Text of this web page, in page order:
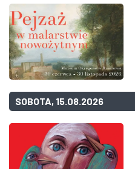
SOBOTA, 15.08.2026